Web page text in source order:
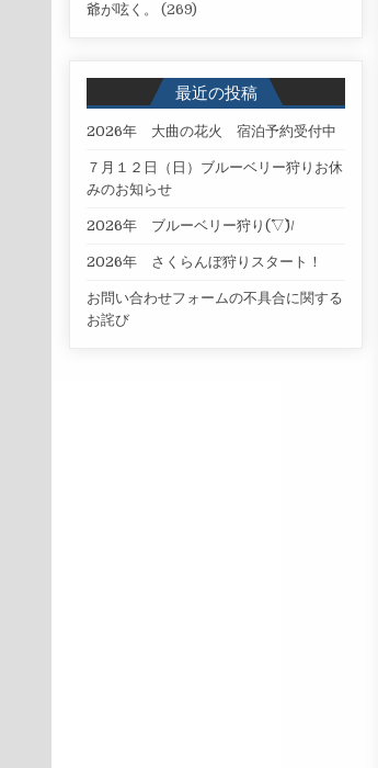
爺が呟く。 (269)
最近の投稿
2026年 大曲の花火 宿泊予約受付中
７月１２日（日）ブルーベリー狩りお休
みのお知らせ
2026年 ブルーベリー狩り(^▽^)/
2026年 さくらんぼ狩りスタート！
お問い合わせフォームの不具合に関する
お詫び